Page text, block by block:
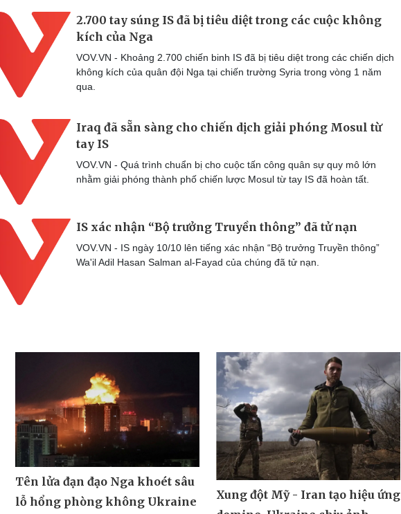
2.700 tay súng IS đã bị tiêu diệt trong các cuộc không
kích của Nga
VOV.VN - Khoảng 2.700 chiến binh IS đã bị tiêu diệt trong các chiến dịch
không kích của quân đội Nga tại chiến trường Syria trong vòng 1 năm
qua.
Iraq đã sẵn sàng cho chiến dịch giải phóng Mosul từ
tay IS
VOV.VN - Quá trình chuẩn bị cho cuộc tấn công quân sự quy mô lớn
nhằm giải phóng thành phố chiến lược Mosul từ tay IS đã hoàn tất.
IS xác nhận “Bộ trưởng Truyền thông” đã tử nạn
VOV.VN - IS ngày 10/10 lên tiếng xác nhận “Bộ trưởng Truyền thông”
Wa'il Adil Hasan Salman al-Fayad của chúng đã tử nạn.
Tên lửa đạn đạo Nga khoét sâu
lỗ hổng phòng không Ukraine
Xung đột Mỹ - Iran tạo hiệu ứng